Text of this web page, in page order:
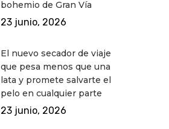
bohemio de Gran Vía
23 junio, 2026
El nuevo secador de viaje
que pesa menos que una
lata y promete salvarte el
pelo en cualquier parte
23 junio, 2026